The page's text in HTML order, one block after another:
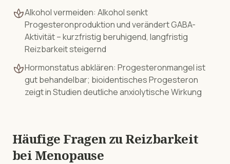
spaAlkohol vermeiden: Alkohol senkt
Progesteronproduktion und verändert GABA-
Aktivität – kurzfristig beruhigend, langfristig
Reizbarkeit steigernd
spaHormonstatus abklären: Progesteronmangel ist
gut behandelbar; bioidentisches Progesteron
zeigt in Studien deutliche anxiolytische Wirkung
Häufige Fragen zuReizbarkeit
bei Menopause